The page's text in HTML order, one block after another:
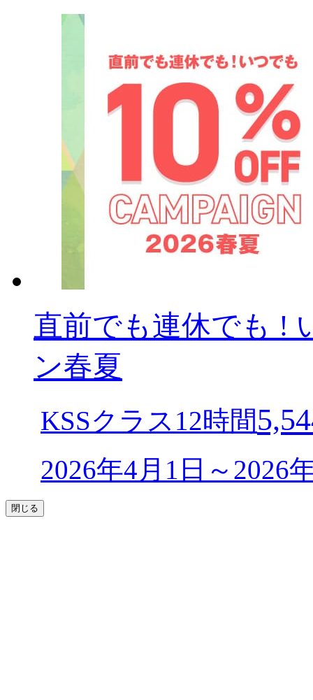
直前でも連休でも !
ン春夏
KSSクラス12時間
2026年4月1日～2026
閉じる